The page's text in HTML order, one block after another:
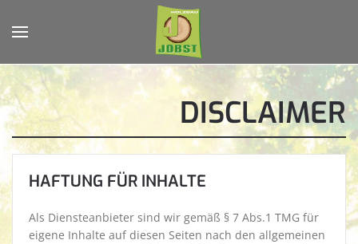
Zum Hauptinhalt springen
DISCLAIMER
HAFTUNG FÜR INHALTE
Als Diensteanbieter sind wir gemäß § 7 Abs.1 TMG für
eigene Inhalte auf diesen Seiten nach den allgemeinen